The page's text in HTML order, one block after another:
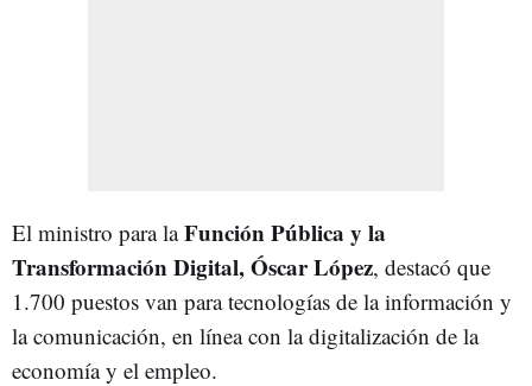
El ministro para laFunción Pública y la
Transformación Digital, Óscar López, destacó que
1.700 puestos van para tecnologías de la información y
la comunicación, en línea con la digitalización de la
economía y el empleo.